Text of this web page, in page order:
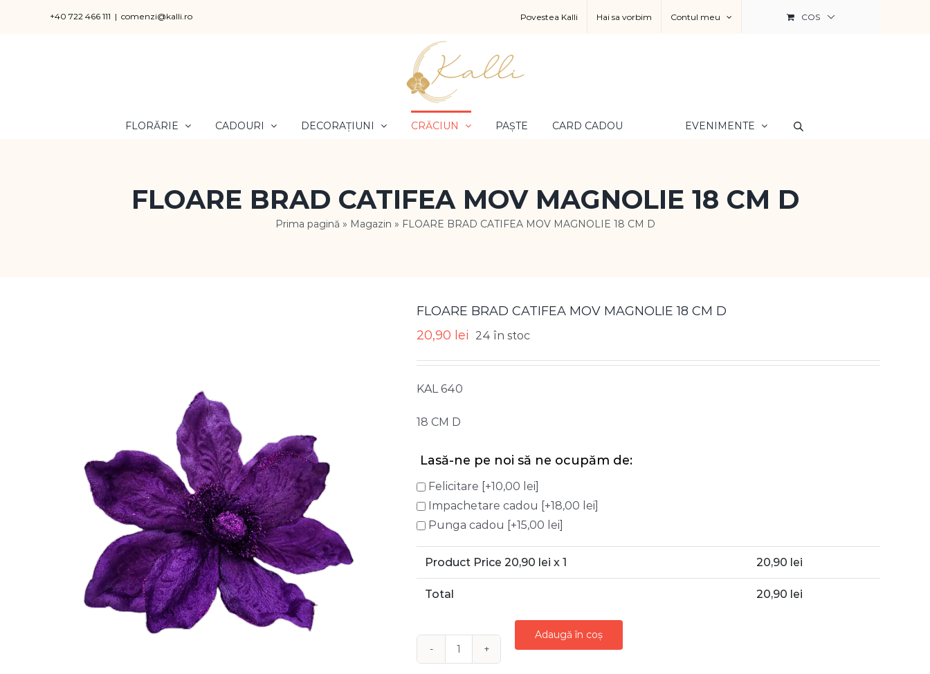
+40 722 466 111 | comenzi@kalli.ro Povestea Kalli Hai sa vorbim Contul meu COS
FLORĂRIE CADOURI DECORAȚIUNI CRĂCIUN PAȘTE CARD CADOU EVENIMENTE
FLOARE BRAD CATIFEA MOV MAGNOLIE 18 CM D
Prima pagină » Magazin » FLOARE BRAD CATIFEA MOV MAGNOLIE 18 CM D
FLOARE BRAD CATIFEA MOV MAGNOLIE 18 CM D
20,90 lei 24 în stoc
KAL 640
18 CM D
Lasă-ne pe noi să ne ocupăm de:
Felicitare [+10,00 lei]
Impachetare cadou [+18,00 lei]
Punga cadou [+15,00 lei]
Product Price 20,90 lei x 1 20,90 lei
Total 20,90 lei
Adaugă în coș